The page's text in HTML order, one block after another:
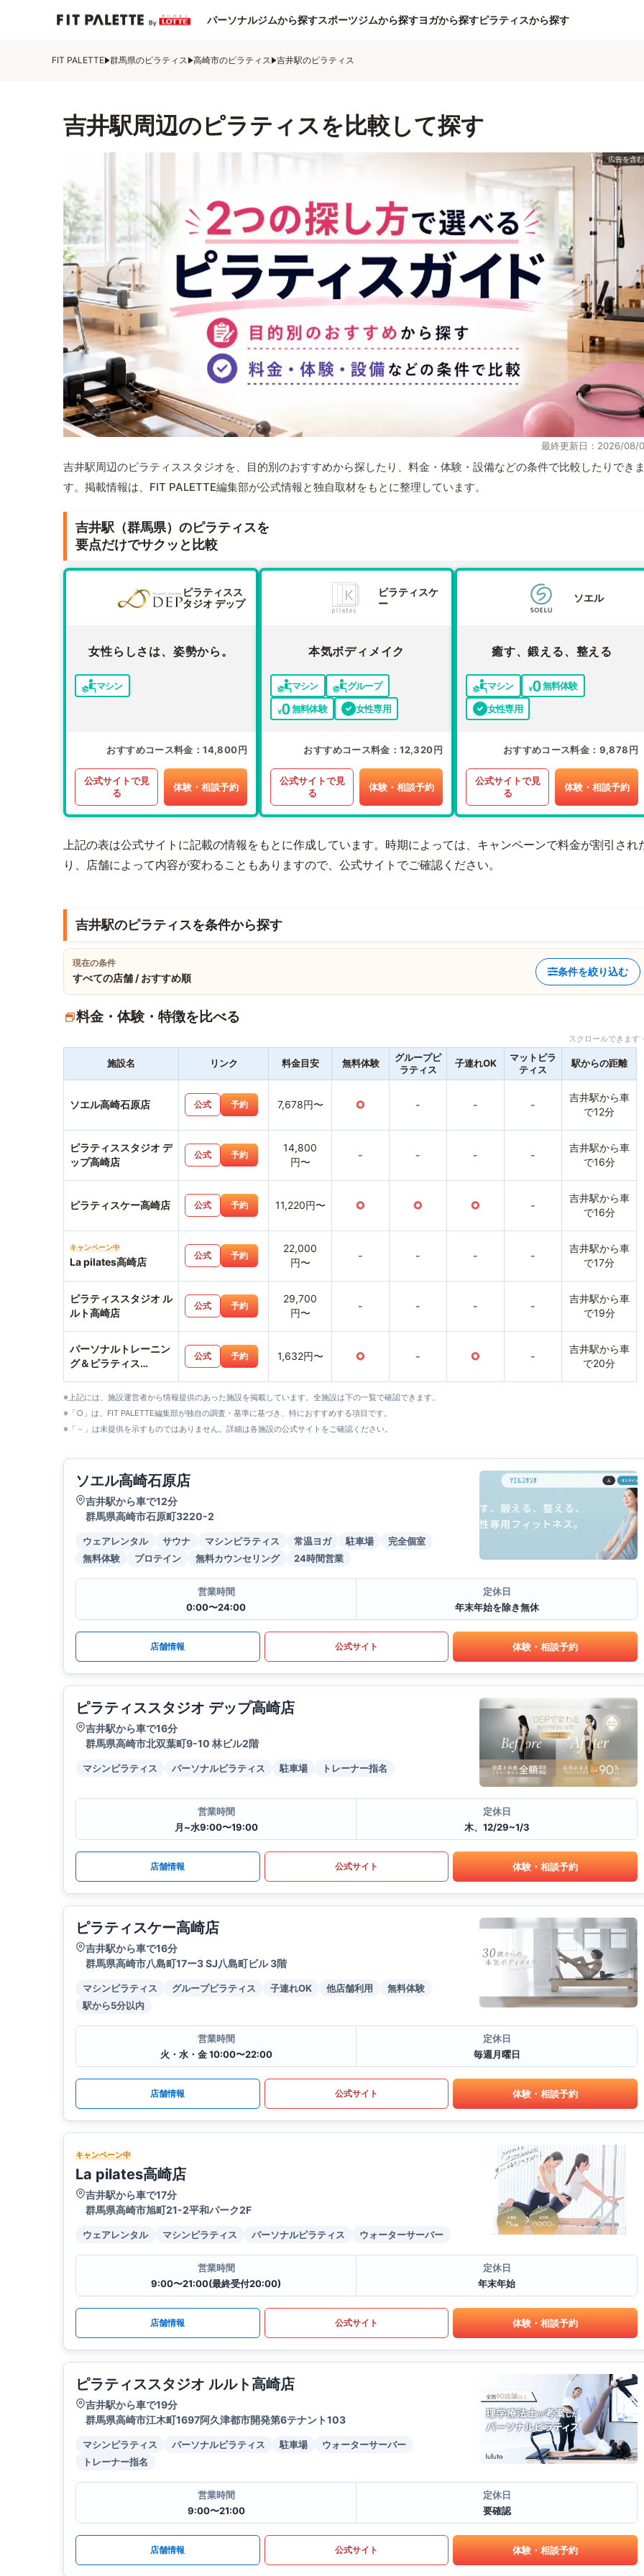
パーソナルジムから探すスポーツジムから探すヨガから探すピラティスから探す
FIT PALETTE 群馬県のピラティス 高崎市のピラティス 吉井駅のピラティス
吉井駅周辺のピラティスを比較して探す
最終更新日：2026/08/
吉井駅周辺のピラティススタジオを、目的別のおすすめから探したり、料金・体験・設備などの条件で比較したりでき
す。掲載情報は、FIT PALETTE編集部が公式情報と独自取材をもとに整理しています。
吉井駅（群馬県）のピラティスを
要点だけでサクッと比較
ピラティスス
タジオ デップ
女性らしさは、姿勢から。
マシン
おすすめコース料金 14,800円
公式サイトで見
る
体験・相談予約
ピラティスケ
ー
本気ボディメイク
マシン
グループ
無料体験
女性専用
おすすめコース料金 12,320円
公式サイトで見
る
体験・相談予約
ソエル
癒す、鍛える、整える
マシン
無料体験
女性専用
おすすめコース料金 9,878円
公式サイトで見
る
体験・相談予約
上記の表は公式サイトに記載の情報をもとに作成しています。時期によっては、キャンペーンで料金が割引され
り、店舗によって内容が変わることもありますので、公式サイトでご確認ください。
吉井駅のピラティスを条件から探す
現在の条件
すべての店舗 / おすすめ順
条件を絞り込む
料金・体験・特徴を比べる
スクロールできま
施設名 リンク 料金目安 無料体験
グループピ
ラティス
子連れOK
マットピラ
ティス
駅からの距離
ソエル高崎石原店 公式 予約 7,678円〜 ○ - - -
吉井駅から車
で12分
ピラティススタジオ デ
ップ高崎店
公式 予約
14,800
円〜
- - - -
吉井駅から車
で16分
ピラティスケー高崎店 公式 予約 11,220円〜 ○ ○ ○ -
吉井駅から車
で16分
キャンペーン中
La pilates高崎店
公式 予約
22,000
円〜
- - - -
吉井駅から車
で17分
ピラティススタジオ ル
ルト高崎店
公式 予約
29,700
円〜
- - - -
吉井駅から車
で19分
パーソナルトレーニン
グ＆ピラティス
公式 予約 1,632円〜 ○ - ○ -
吉井駅から車
で20分
※上記には、施設運営者から情報提供のあった施設を掲載しています。全施設は下の一覧で確認できます。
※「○」は、FIT PALETTE編集部が独自の調査・基準に基づき、特におすすめする項目です。
※「－」は未提供を示すものではありません。詳細は各施設の公式サイトをご確認ください。
ソエル高崎石原店
吉井駅から車で12分
群馬県高崎市石原町3220-2
ウェアレンタル サウナ マシンピラティス 常温ヨガ 駐車場
完全個室
無料体験
プロテイン 無料カウンセリング 24時間営業
営業時間
0:00〜24:00
定休日
年末年始を除き無休
店舗情報 公式サイト 体験・相談予約
ピラティススタジオ デップ高崎店
吉井駅から車で16分
群馬県高崎市北双葉町9-10 林ビル2階
マシンピラティス パーソナルピラティス 駐車場 トレーナー指名
営業時間
月~水9:00〜19:00
定休日
木、12/29~1/3
店舗情報 公式サイト 体験・相談予約
ピラティスケー高崎店
吉井駅から車で16分
群馬県高崎市八島町17ー3 SJ八島町ビル 3階
マシンピラティス グループピラティス 子連れOK 他店舗利用
無料体験
駅から5分以内
営業時間
火・水・金 10:00〜22:00
定休日
毎週月曜日
店舗情報 公式サイト 体験・相談予約
キャンペーン中
La pilates高崎店
吉井駅から車で17分
群馬県高崎市旭町21-2平和パーク2F
ウェアレンタル マシンピラティス パーソナルピラティス ウォーターサーバー
営業時間
9:00〜21:00(最終受付20:00)
定休日
年末年始
店舗情報 公式サイト 体験・相談予約
ピラティススタジオ ルルト高崎店
吉井駅から車で19分
群馬県高崎市江木町1697阿久津都市開発第6テナント103
マシンピラティス パーソナルピラティス 駐車場
ウォーターサーバー
トレーナー指名
営業時間
9:00〜21:00
定休日
要確認
店舗情報 公式サイト 体験・相談予約